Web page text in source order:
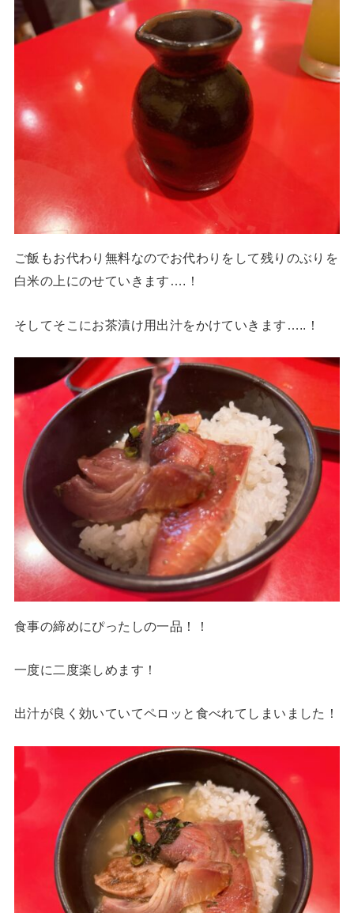
ご飯もお代わり無料なのでお代わりをして残りのぶりを
白米の上にのせていきます….！
そしてそこにお茶漬け用出汁をかけていきます…..！
食事の締めにぴったしの一品！！
一度に二度楽しめます！
出汁が良く効いていてペロッと食べれてしまいました！